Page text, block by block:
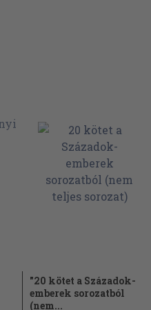
"20 kötet a Századok-
emberek sorozatból
(nem...